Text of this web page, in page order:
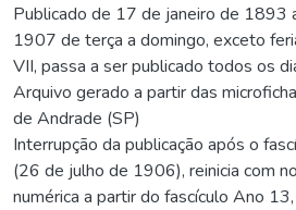
Publicado de 17 de janeiro de 1893
1907 de terça a domingo, exceto
VII, passa a ser publicado todos os
Arquivo gerado a partir das
de Andrade (SP)
Interrupção da publicação após o
(26 de julho de 1906), reinicia com
numérica a partir do fascículo Ano